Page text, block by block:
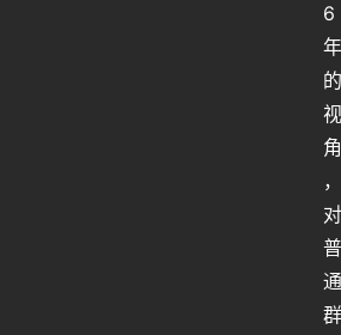
6
年
的
视
角
，
对
普
通
群